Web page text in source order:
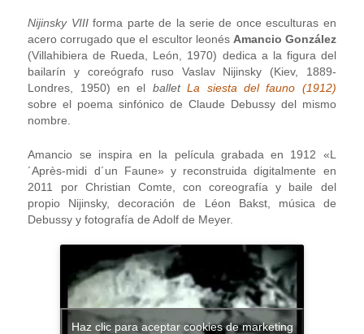
Nijinsky VIIIforma parte de la serie de once esculturas en
acero corrugado que el escultor leonés Amancio González
(Villahibiera de Rueda, León, 1970) dedica a la figura del
bailarín y coreógrafo ruso Vaslav Nijinsky (Kiev, 1889-
Londres, 1950) en el ballet La siesta del fauno (1912)
sobre el poema sinfónico de Claude Debussy del mismo
nombre.
Amancio se inspira en la película grabada en 1912 «L
´Après-midi d´un Faune» y reconstruida digitalmente en
2011 por Christian Comte, con coreografía y baile del
propio Nijinsky, decoración de Léon Bakst, música de
Debussy y fotografía de Adolf de Meyer.
Haz clic para aceptar cookies de marketing